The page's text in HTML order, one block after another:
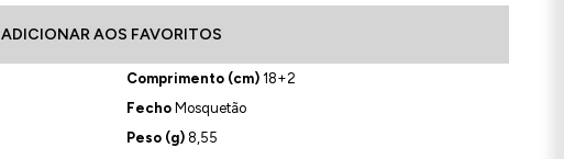
ADICIONAR AOS FAVORITOS
Comprimento (cm)18+2
FechoMosquetão
Peso (g)8,55